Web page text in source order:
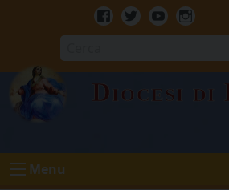
Facebook
TwitterYoutube
Diocesi di
Menu